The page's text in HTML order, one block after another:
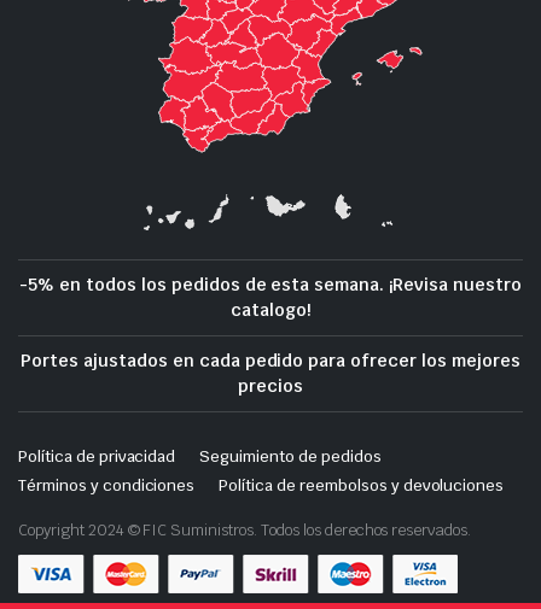
-5% en todos los pedidos de esta semana. ¡Revisa nuestro
catalogo!
Portes ajustados en cada pedido para ofrecer los mejores
precios
Política de privacidad
Seguimiento de pedidos
Términos y condiciones
Política de reembolsos y devoluciones
Copyright 2024 © FIC Suministros. Todos los derechos reservados.